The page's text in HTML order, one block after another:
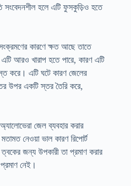
হলে এটি ফুসকুড়িও হতে
কারণে ক্ষত আছে তাতে
আরও খারাপ হতে পারে, কারণ এটি
করে। এটি ঘটে কারণ জেলের
উপর একটি স্তর তৈরি করে,
জেল ব্যবহার করার
নেওয়া ভাল কারণ রিপোর্ট
ত্বকের জন্য উপকারী তা প্রমাণ করার
নেই।